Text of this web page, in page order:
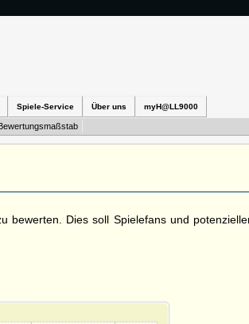
Spiele-Service Über uns myH@LL9000
bewerten. Dies soll Spielefans und